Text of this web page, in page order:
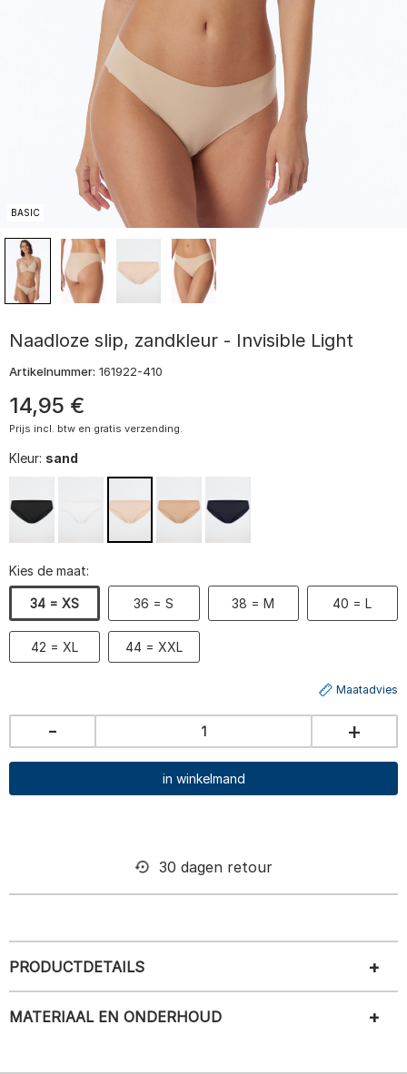
BASIC
Naadloze slip, zandkleur - Invisible Light
Artikelnummer: 161922-410
14,95 €
Prijs incl. btw en gratis verzending.
Kleur: sand
Kies de maat:
34 = XS 36 = S 38 = M 40 = L
42 = XL 44 = XXL
Maatadvies
- +
in winkelmand
30 dagen retour
PRODUCTDETAILS
MATERIAAL EN ONDERHOUD